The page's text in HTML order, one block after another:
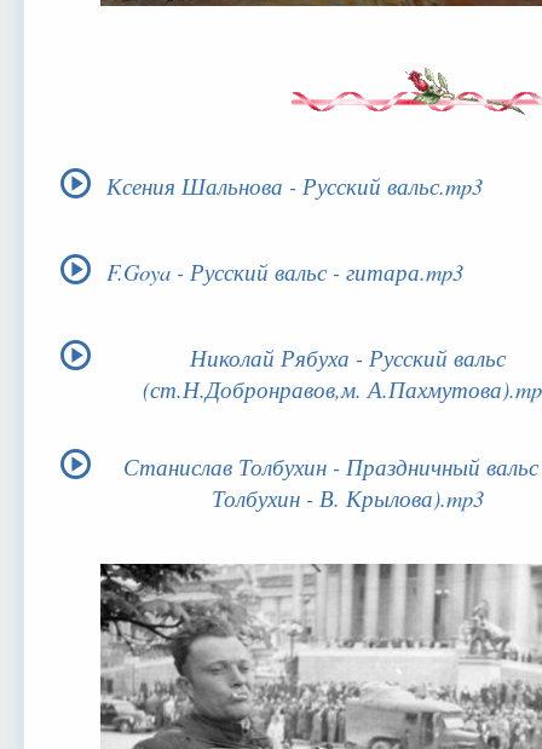
Ксения Шальнова - Русский вальс.mp3
F.Goya - Русский вальс - гитара.mp3
Николай Рябуха - Русский вальс
(ст.Н.Добронравов,м.
Станислав Толбухин - Праздничный
Толбухин - В. Крылова).mp3